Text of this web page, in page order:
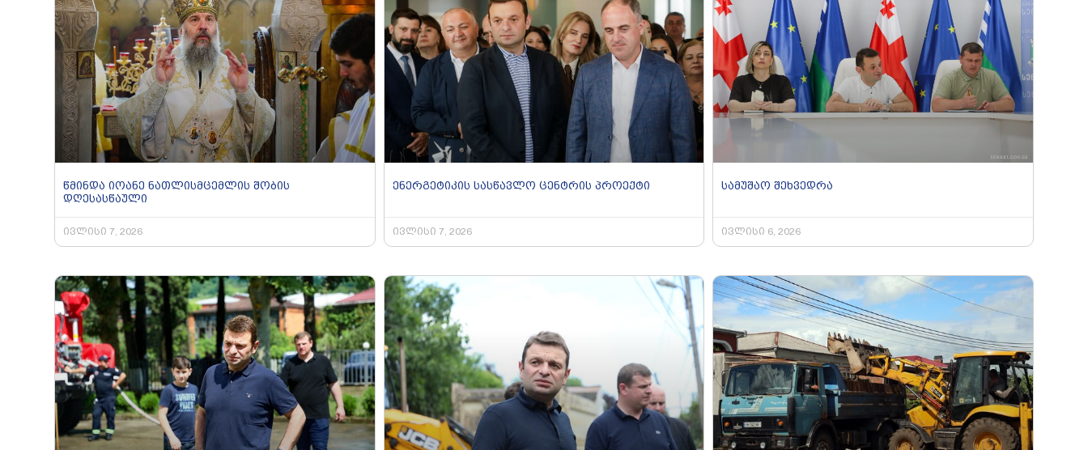
წმინდა იოანე ნათლისმცემლის შობის
დღესასწაული
ივლისი 7, 2026
ენერგეტიკის სასწავლო ცენტრის პროექტი
ივლისი 7, 2026
სამუშაო შეხვედრა
ივლისი 6, 2026